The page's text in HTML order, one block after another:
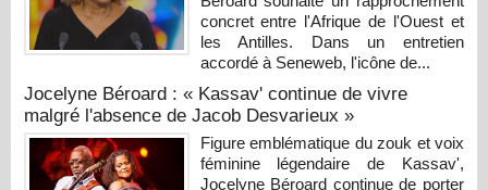
concret entre l'Afrique de l'Ouest et
les Antilles. Dans un entretien
accordé à Seneweb, l'icône de...
Jocelyne Béroard : « Kassav' continue de vivre
malgré l'absence de Jacob Desvarieux »
Figure emblématique du zouk et voix
féminine légendaire de Kassav',
Jocelyne Béroard continue de porter